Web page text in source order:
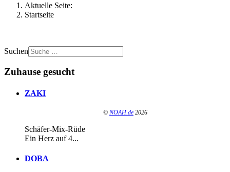
Aktuelle Seite:
Startseite
Suchen
Zuhause gesucht
ZAKI
© NOAH.de 2026
Schäfer-Mix-Rüde
Ein Herz auf 4...
DOBA